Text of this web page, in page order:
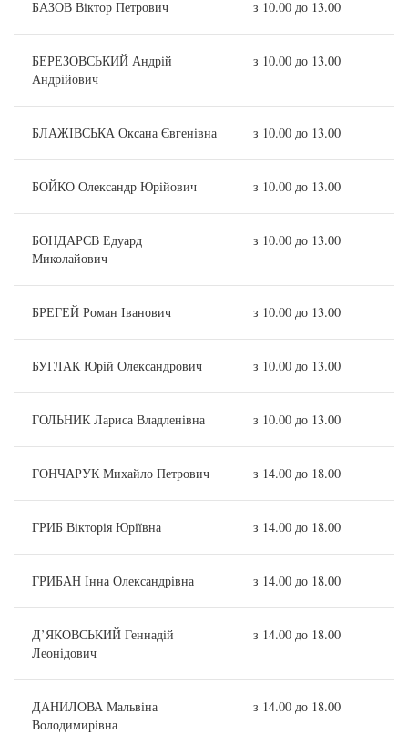
БАЗОВ Віктор Петрович з 10.00 до 13.00
БЕРЕЗОВСЬКИЙ Андрій
Андрійович
з 10.00 до 13.00
БЛАЖІВСЬКА Оксана Євгенівна з 10.00 до 13.00
БОЙКО Олександр Юрійович з 10.00 до 13.00
БОНДАРЄВ Едуард
Миколайович
з 10.00 до 13.00
БРЕГЕЙ Роман Іванович з 10.00 до 13.00
БУГЛАК Юрій Олександрович з 10.00 до 13.00
ГОЛЬНИК Лариса Владленівна з 10.00 до 13.00
ГОНЧАРУК Михайло Петрович з 14.00 до 18.00
ГРИБ Вікторія Юріївна з 14.00 до 18.00
ГРИБАН Інна Олександрівна з 14.00 до 18.00
Д’ЯКОВСЬКИЙ Геннадій
Леонідович
з 14.00 до 18.00
ДАНИЛОВА Мальвіна
Володимирівна
з 14.00 до 18.00